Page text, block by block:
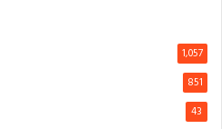
1,057
851
43